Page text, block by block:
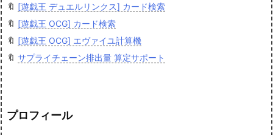
🔖 [遊戯王 デュエルリンクス] カード検索
🔖 [遊戯王 OCG] カード検索
🔖 [遊戯王 OCG] エヴァイユ計算機
🔖 サプライチェーン排出量 算定サポート
プロフィール